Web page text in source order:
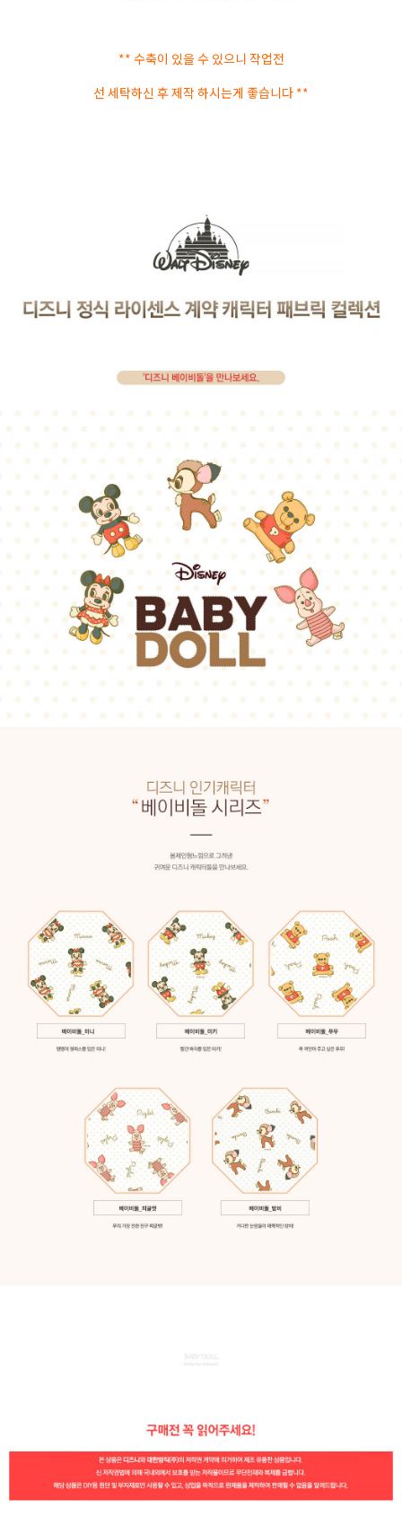
** 수축이 있을 수 있으니 작업전
선 세탁하신 후 제작 하시는게 좋습니다 **